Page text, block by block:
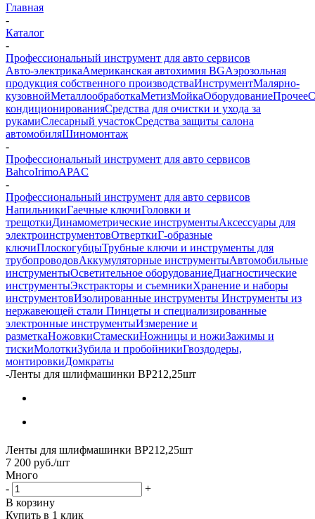
Главная
-
Каталог
-
Профессиональный инструмент для авто сервисов
Авто-электрикаАмериканская автохимия BGАэрозольная
продукция собственного производстваИнструментМалярно-
кузовнойМеталлообработкаМетизМойкаОборудованиеПрочее
кондиционированияСредства для очистки и ухода за
рукамиСлесарный участокСредства защиты салона
автомобиляШиномонтаж
-
Профессиональный инструмент для авто сервисов
BahcoIrimoAPAC
-
Профессиональный инструмент для авто сервисов
НапильникиГаечные ключиГоловки и
трещоткиДинамометрические инструментыАксессуары для
электроинструментовОтверткиГ-образные
ключиПлоскогубцыТрубные ключи и инструменты для
трубопроводовАккумуляторные инструментыАвтомобильные
инструментыОсветительное оборудованиеДиагностические
инструментыЭкстракторы и съемникиХранение и наборы
инструментовИзолированные инструменты Инструменты из
нержавеющей стали Пинцеты и специализированные
электронные инструментыИзмерение и
разметкаНожовкиСтамескиНожницы и ножиЗажимы и
тискиМолоткиЗубила и пробойникиГвоздодеры,
монтировкиДомкраты
-Ленты для шлифмашинки BP212,25шт
Ленты для шлифмашинки BP212,25шт
7 200 руб./шт
Много
-
+
В корзину
Купить в 1 клик